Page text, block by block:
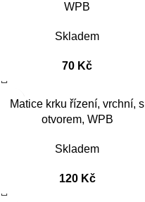
WPB
Skladem
70 Kč
Matice krku řízení, vrchní, s
otvorem, WPB
Skladem
120 Kč